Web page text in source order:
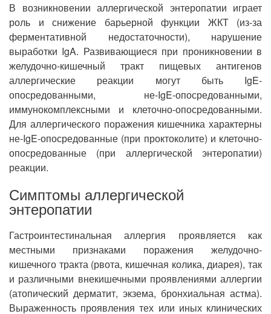
В возникновении аллергической энтеропатии играет
роль и снижение барьерной функции ЖКТ (из-за
ферментативной недостаточности), нарушение
выработки IgA. Развивающиеся при проникновении в
желудочно-кишечный тракт пищевых антигенов
аллергические реакции могут быть IgE-
опосредованными, не-IgE-опосредованными,
иммунокомплексными и клеточно-опосредованными.
Для аллергического поражения кишечника характерны
не-IgE-опосредованные (при проктоколите) и клеточно-
опосредованные (при аллергической энтеропатии)
реакции.
Симптомы аллергической
энтеропатии
Гастроинтестинальная аллергия проявляется как
местными признаками поражения желудочно-
кишечного тракта (рвота, кишечная колика, диарея), так
и различными внекишечными проявлениями аллергии
(атопический дерматит, экзема, бронхиальная астма).
Выраженность проявления тех или иных клинических